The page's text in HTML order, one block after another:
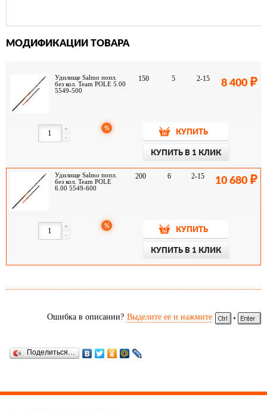
МОДИФИКАЦИИ ТОВАРА
Удилище Salmo попл.
без кол. Team POLE 5.00
5549-500
150 5 2-15 8 400
-
+ %
КУПИТЬ
КУПИТЬ В 1 КЛИК
Удилище Salmo попл.
без кол. Team POLE
6.00 5549-600
200 6 2-15 10 680
-
+ %
КУПИТЬ
КУПИТЬ В 1 КЛИК
Ошибка в описании? Выделите ее и нажмите
Поделиться…